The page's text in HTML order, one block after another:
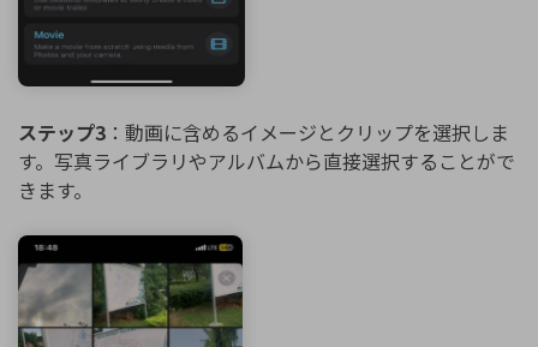
ステップ3 ：動画に含めるイメージとクリップを選択しま
す。写真ライブラリやアルバムから直接選択することがで
きます。